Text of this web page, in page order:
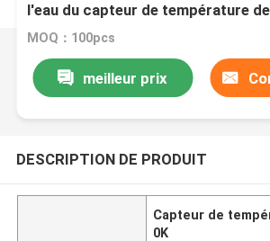
l'eau du capteur de température
MOQ：100pcs
meilleur prix
DESCRIPTION DE PRODUIT
Capteur de
0K